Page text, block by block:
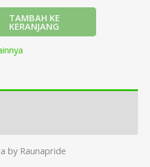
TAMBAH KE
KERANJANG
by Raunapride